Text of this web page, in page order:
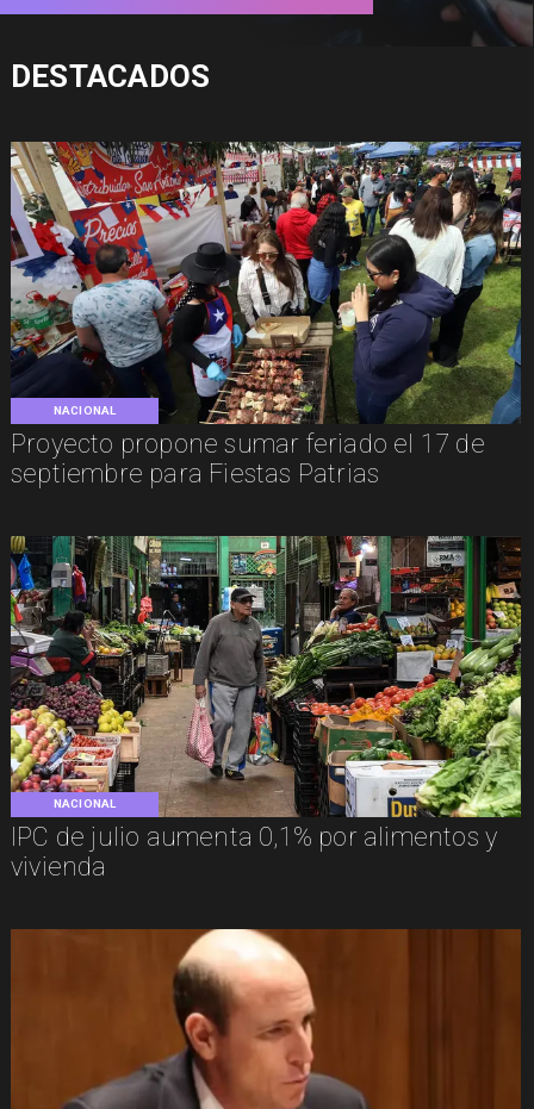
NACIONAL
Proyecto propone sumar feriado el 17 de
septiembre para Fiestas Patrias
NACIONAL
IPC de julio aumenta 0,1% por alimentos y
vivienda
DESTACADOS